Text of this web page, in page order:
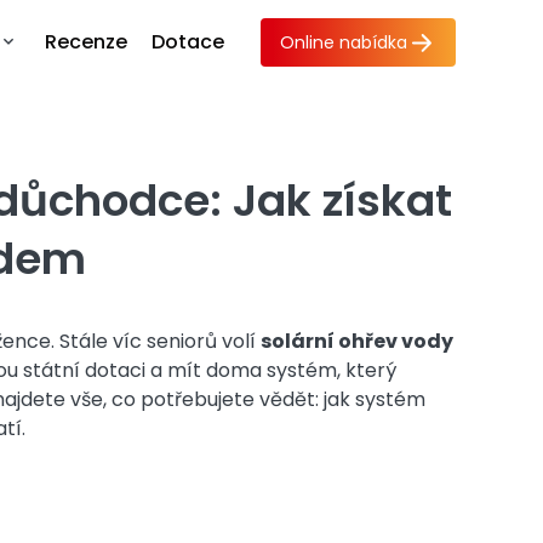
Recenze Dotace Online nabídka
Jak získat
Stále víc seniorů volí solární ohřev vody
státní dotaci a mít doma systém, který
vše, co potřebujete vědět: jak systém